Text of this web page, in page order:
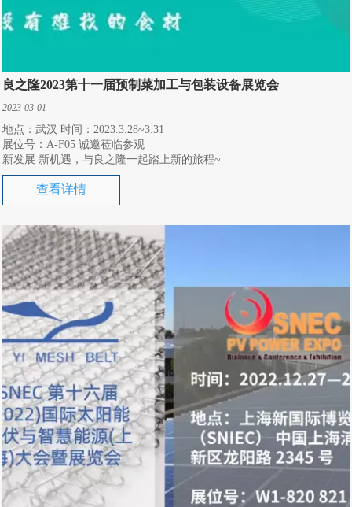
良之隆2023第十一届预制菜加工与包装设备展览会
2023-03-01
地点：武汉 时间：2023.3.28~3.31
展位号：A-F05 诚邀莅临参观
新发展 新机遇，与良之隆一起踏上新的旅程~
查看详情